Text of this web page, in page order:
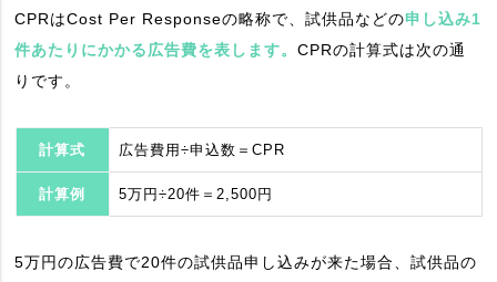
CPRはCost Per Responseの略称で、試供品などの申し込み1
件あたりにかかる広告費を表します。CPRの計算式は次の通
りです。
計算式 広告費用÷申込数＝CPR
計算例 5万円÷20件＝2,500円
5万円の広告費で20件の試供品申し込みが来た場合、試供品の